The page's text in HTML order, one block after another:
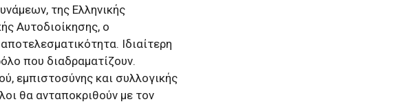
της Ελληνικής
Αυτοδιοίκησης, ο
Ιδιαίτερη
που διαδραματίζουν.
εμπιστοσύνης και συλλογικής
θα ανταποκριθούν με τον